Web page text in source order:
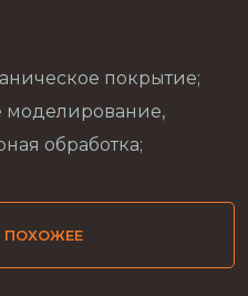
покрытие;
моделирование,
обработка;
ПОХОЖЕЕ